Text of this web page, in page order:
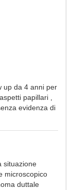
up da 4 anni per
papillari ,
evidenza di
situazione
microscopico
duttale